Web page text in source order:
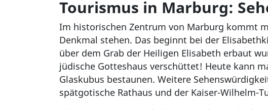
Tourismus in Marburg:
Im historischen Zentrum von Marburg kommt
Denkmal stehen. Das beginnt bei der
über dem Grab der Heiligen Elisabeth erbaut
jüdische Gotteshaus verschüttet! Heute kann
Glaskubus bestaunen. Weitere
spätgotische Rathaus und der Kaiser-Wilhelm-